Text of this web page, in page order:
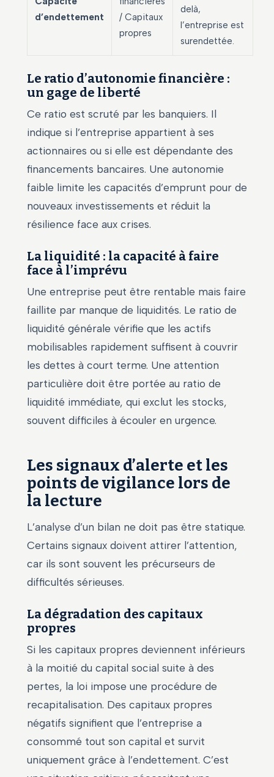
d’endettement
/ Capitaux
propres
delà,
l’entreprise est
surendettée.
Le ratio d’autonomie financière :
un gage de liberté
Ce ratio est scruté par les banquiers. Il
indique si l’entreprise appartient à ses
actionnaires ou si elle est dépendante des
financements bancaires. Une autonomie
faible limite les capacités d’emprunt pour de
nouveaux investissements et réduit la
résilience face aux crises.
La liquidité : la capacité à faire
face à l’imprévu
Une entreprise peut être rentable mais faire
faillite par manque de liquidités. Le ratio de
liquidité générale vérifie que les actifs
mobilisables rapidement suffisent à couvrir
les dettes à court terme. Une attention
particulière doit être portée au ratio de
liquidité immédiate, qui exclut les stocks,
souvent difficiles à écouler en urgence.
Les signaux d’alerte et les
points de vigilance lors de
la lecture
L’analyse d’un bilan ne doit pas être statique.
Certains signaux doivent attirer l’attention,
car ils sont souvent les précurseurs de
difficultés sérieuses.
La dégradation des capitaux
propres
Si les capitaux propres deviennent inférieurs
à la moitié du capital social suite à des
pertes, la loi impose une procédure de
recapitalisation. Des capitaux propres
négatifs signifient que l’entreprise a
consommé tout son capital et survit
uniquement grâce à l’endettement. C’est